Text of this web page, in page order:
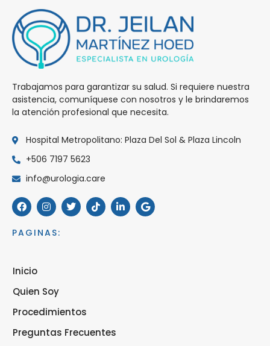
Trabajamos para garantizar su salud. Si requiere nuestra
asistencia, comuníquese con nosotros y le brindaremos
la atención profesional que necesita.
Hospital Metropolitano: Plaza Del Sol & Plaza Lincoln
+506 7197 5623
info@urologia.care
PAGINAS:
Inicio
Quien Soy
Procedimientos
Preguntas Frecuentes